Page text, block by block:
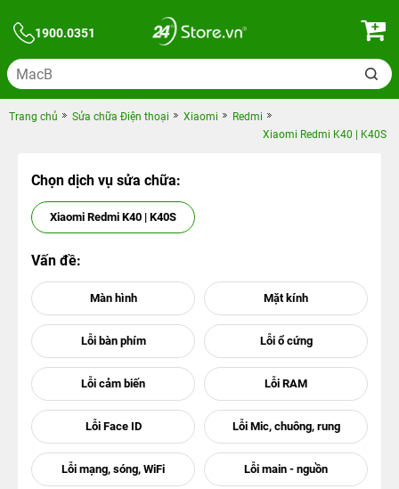
1900.0351
Trang chủ Sửa chữa Điện thoại Xiaomi
Redmi
Xiaomi Redmi K40 | K40S
Chọn dịch vụ sửa chữa:
Xiaomi Redmi K40 | K40S
Vấn đề: